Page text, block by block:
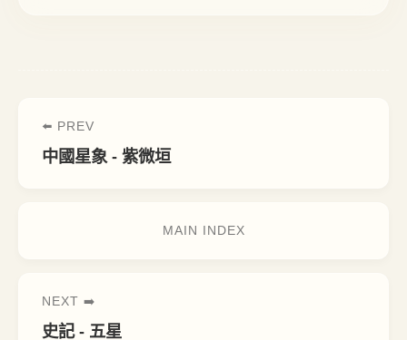
⬅️ PREV
中國星象 - 紫微垣
MAIN INDEX
NEXT ➡️
史記 - 五星